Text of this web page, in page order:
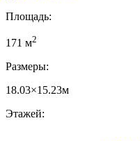
Площадь:
171 м2
Размеры:
18.03×15.23м
Этажей: